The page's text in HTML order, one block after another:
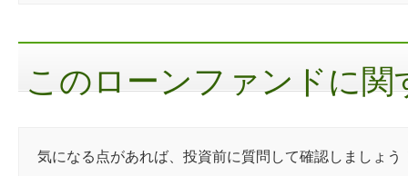
このローンファンドに関
気になる点があれば、投資前に質問して確認しましょう